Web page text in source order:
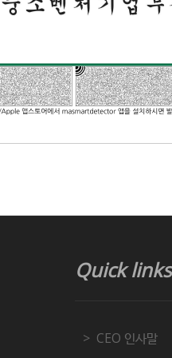
Quick links
CEO 인사말